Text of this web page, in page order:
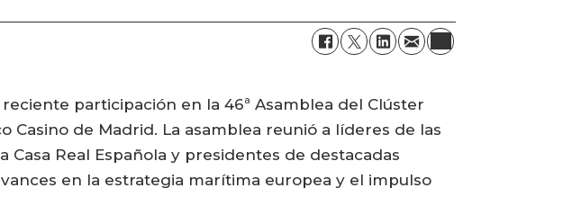
participación en la 46ª Asamblea del Clúster
de Madrid. La asamblea reunió a líderes de las
Real Española y presidentes de destacadas
en la estrategia marítima europea y el impulso